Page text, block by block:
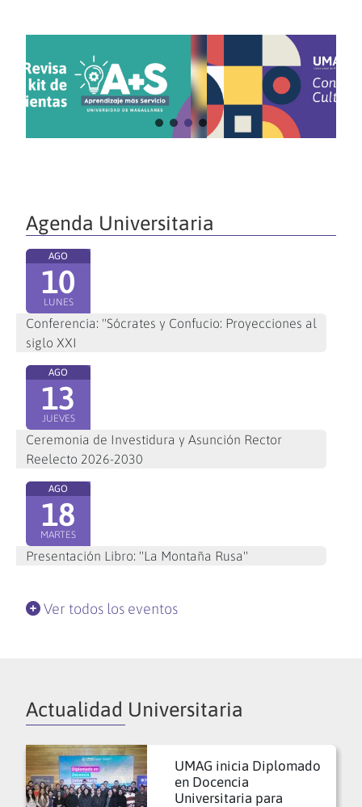
Agenda Universitaria
AGO
10
LUNES
Conferencia: "Sócrates y Confucio: Proyecciones al
siglo XXI
AGO
13
JUEVES
Ceremonia de Investidura y Asunción Rector
Reelecto 2026-2030
AGO
18
MARTES
Presentación Libro: "La Montaña Rusa"
Ver todos los eventos
Actualidad Universitaria
UMAG inicia Diplomado
en Docencia
Universitaria para